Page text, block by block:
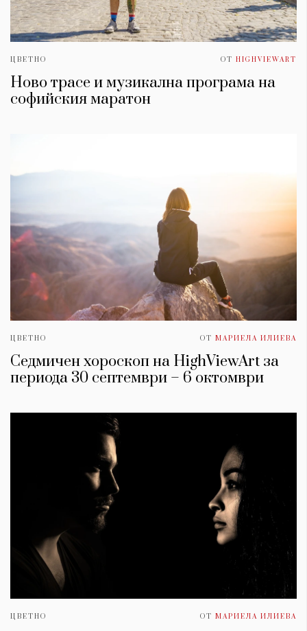
ЦВЕТНО ОТ HIGHVIEWART
Ново трасе и музикална програма на
софийския маратон
ЦВЕТНО ОТ МАРИЕЛА ИЛИЕВА
Седмичен хороскоп на HighViewArt за
периода 30 септември – 6 октомври
ЦВЕТНО ОТ МАРИЕЛА ИЛИЕВА